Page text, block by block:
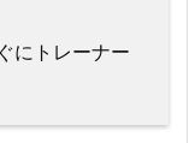
にトレーナー